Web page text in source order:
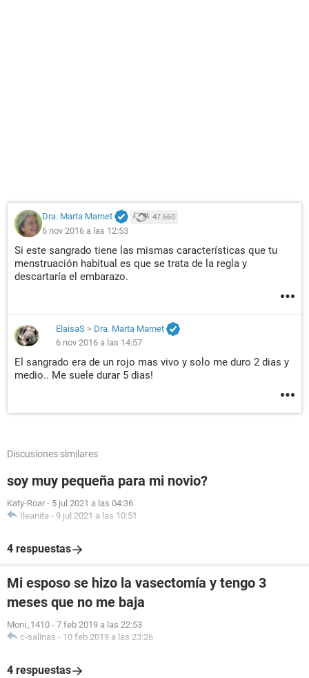
Dra. Marta Marnet 47.660
6 nov 2016 a las 12:53
Si este sangrado tiene las mismas características que tu
menstruación habitual es que se trata de la regla y
descartaría el embarazo.
ElaisaS > Dra. Marta Marnet
6 nov 2016 a las 14:57
El sangrado era de un rojo mas vivo y solo me duro 2 dias y
medio.. Me suele durar 5 dias!
Discusiones similares
soy muy pequeña para mi novio?
Katy-Roar - 5 jul 2021 a las 04:36
Ileanita - 9 jul 2021 a las 10:51
4 respuestas
Mi esposo se hizo la vasectomía y tengo 3
meses que no me baja
Moni_1410 - 7 feb 2019 a las 22:53
c-salinas - 10 feb 2019 a las 23:26
4 respuestas